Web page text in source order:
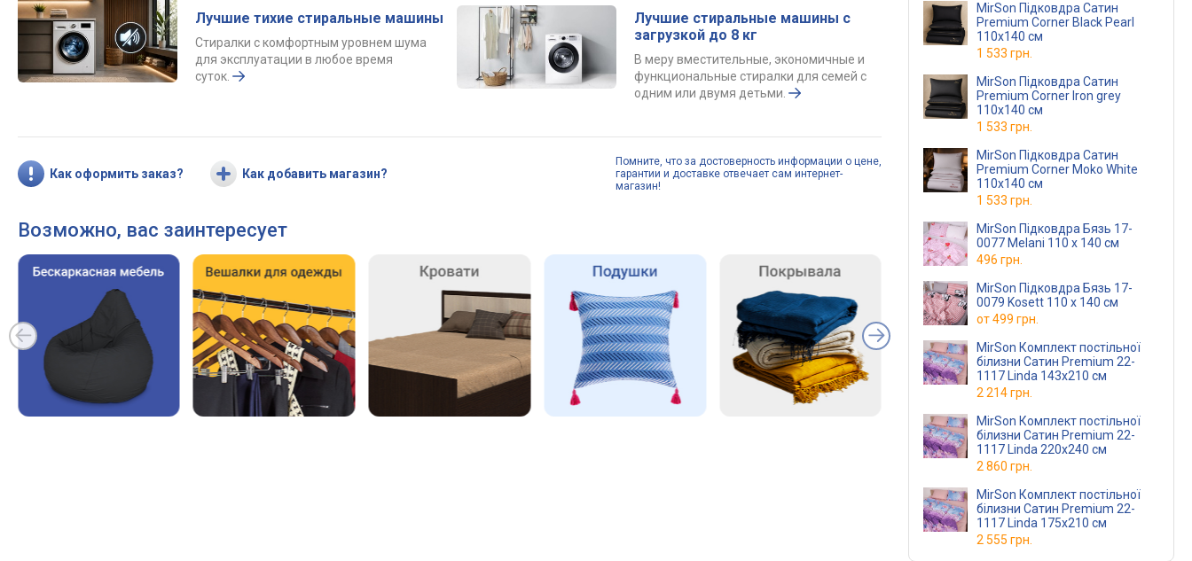
Лучшие тихие стиральные машины
Стиралки с комфортным уровнем шума
для эксплуатации в любое время
суток.
Лучшие стиральные машины с
загрузкой до 8 кг
В меру вместительные, экономичные и
функциональные стиралки для семей с
одним или двумя детьми.
Как оформить заказ? Как добавить магазин?
Помните, что за достоверность информации о цене,
гарантии и доставке отвечает сам интернет-
магазин!
Возможно, вас заинтересует
MirSon Підковдра Сатин
Premium Corner Black Pearl
110x140 см
1 533 грн.
MirSon Підковдра Сатин
Premium Corner Iron grey
110x140 см
1 533 грн.
MirSon Підковдра Сатин
Premium Corner Moko White
110x140 см
1 533 грн.
MirSon Підковдра Бязь 17-
0077 Melani 110 x 140 см
496 грн.
MirSon Підковдра Бязь 17-
0079 Kosett 110 x 140 см
от499 грн.
MirSon Комплект постільної
білизни Сатин Premium 22-
1117 Linda 143х210 см
2 214 грн.
MirSon Комплект постільної
білизни Сатин Premium 22-
1117 Linda 220х240 см
2 860 грн.
MirSon Комплект постільної
білизни Сатин Premium 22-
1117 Linda 175х210 см
2 555 грн.